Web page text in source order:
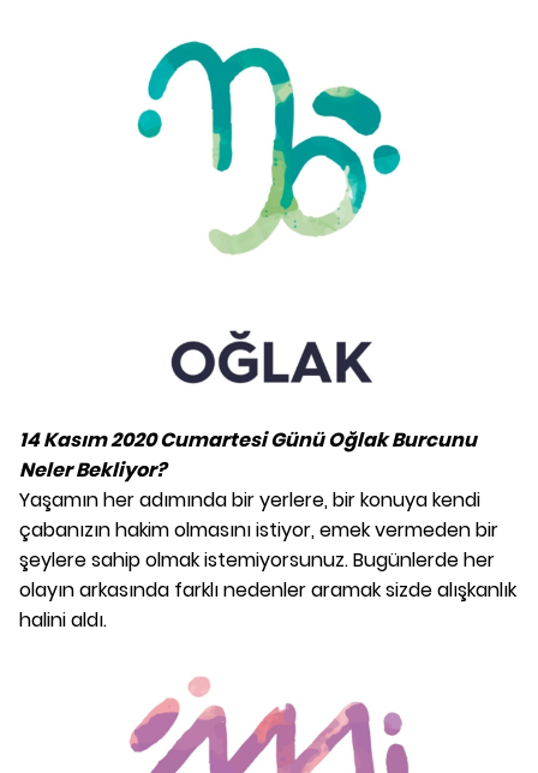
14 Kasım 2020 Cumartesi Günü Oğlak Burcunu
Neler Bekliyor?
Yaşamın her adımında bir yerlere, bir konuya kendi
çabanızın hakim olmasını istiyor, emek vermeden bir
şeylere sahip olmak istemiyorsunuz. Bugünlerde her
olayın arkasında farklı nedenler aramak sizde alışkanlık
halini aldı.